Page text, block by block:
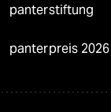
panterstiftung
panterpreis 2026